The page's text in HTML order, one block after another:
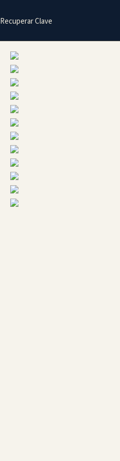
Recuperar Clave